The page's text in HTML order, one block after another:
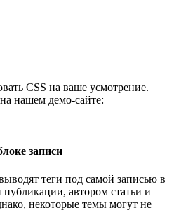
CSS на ваше усмотрение.
нашем демо-сайте:
записи
теги под самой записью в
публикации, автором статьи и
некоторые темы могут не